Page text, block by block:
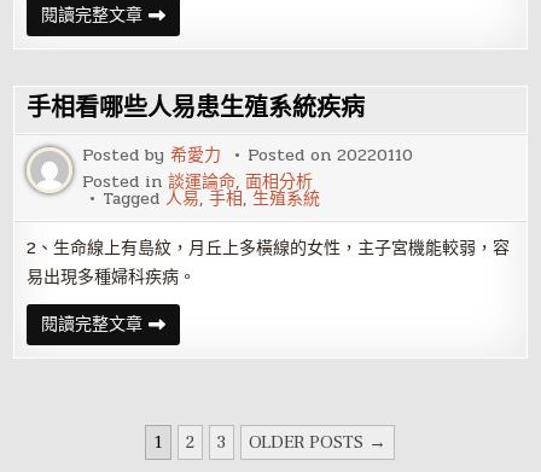
閱讀完整文章什
么
面
的
人
易
有
心
理
疾
病
手相看哪些人易患生殖系統疾病
Posted by希愛力 Posted on20220110
Posted in談運論命,面相分析
Tagged人易,手相,生殖系統
2、生命線上有島紋，月丘上多橫線的女性，主子宮機能較弱，容
易出現多種婦科疾病。
閱讀完整文章手
相
看
易
患
生
1 2 3 OLDER POSTS →